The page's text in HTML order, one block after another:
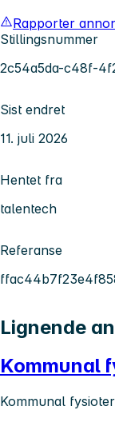
Rapporter
Stillingsnummer
2c54a5da-c48f-
Sist endret
11. juli 2026
Hentet fra
talentech
Referanse
Lignende
Kommunal
Kommunal